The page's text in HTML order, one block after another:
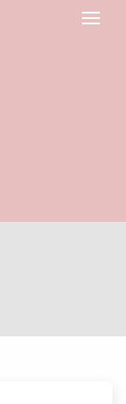
Toggle